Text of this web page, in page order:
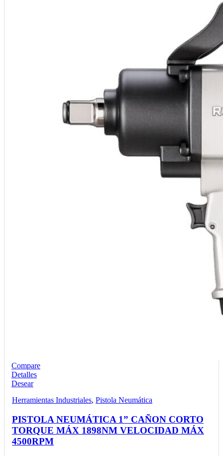
Compare
Detalles
Desear
Herramientas Industriales, Pistola Neumática
PISTOLA NEUMÁTICA 1” CAÑON CORTO
TORQUE MÁX 1898NM VELOCIDAD MÁX
4500RPM